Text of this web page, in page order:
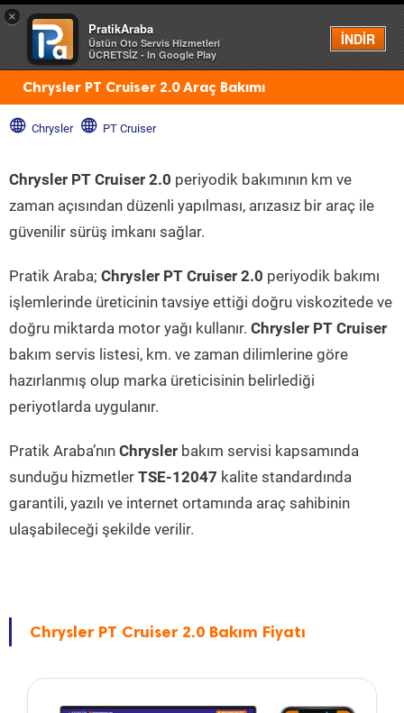
×
PratikAraba
Üstün Oto Servis Hizmetleri
ÜCRETSİZ - In Google Play
İNDİR
Menü
Chrysler PT Cruiser 2.0 Araç Bakımı
Chrysler PT Cruiser
Chrysler PT Cruiser 2.0 periyodik bakımının km ve
zaman açısından düzenli yapılması, arızasız bir araç ile
güvenilir sürüş imkanı sağlar.
Pratik Araba; Chrysler PT Cruiser 2.0 periyodik bakımı
işlemlerinde üreticinin tavsiye ettiği doğru viskozitede ve
doğru miktarda motor yağı kullanır. Chrysler PT Cruiser
bakım servis listesi, km. ve zaman dilimlerine göre
hazırlanmış olup marka üreticisinin belirlediği
periyotlarda uygulanır.
Pratik Araba’nın Chrysler bakım servisi kapsamında
sunduğu hizmetler TSE-12047 kalite standardında
garantili, yazılı ve internet ortamında araç sahibinin
ulaşabileceği şekilde verilir.
Chrysler PT Cruiser 2.0 Bakım Fiyatı